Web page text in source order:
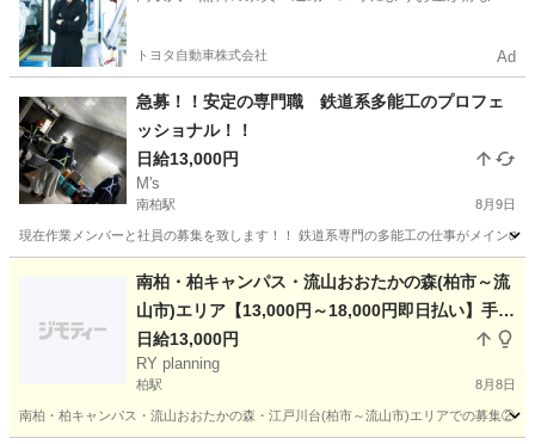
トヨタ自動車株式会社 Ad
急募！！安定の専門職 鉄道系多能工のプロフェ
ッショナル！！
日給13,000円
M's
南柏駅 8月9日
現在作業メンバーと社員の募集を致します！！ 鉄道系専門の多能工の仕事がメイン
南柏駅 その他 瓦屋根
南柏・柏キャンパス・流山おおたかの森(柏市～流
山市)エリア【13,000円～18,000円即日払い】手元
作業員募集②
日給13,000円
RY planning
柏駅 8月8日
南柏・柏キャンパス・流山おおたかの森・江戸川台(柏市～流山市)エリアでの募集②